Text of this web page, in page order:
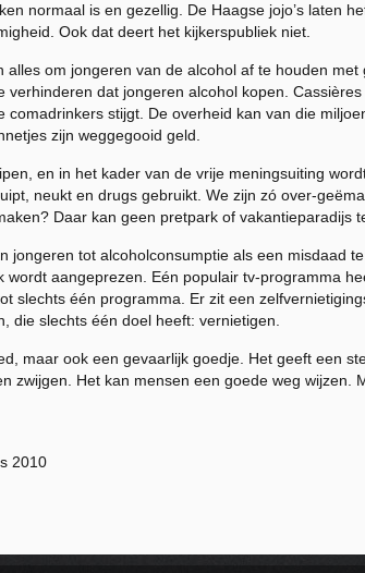
normaal is en gezellig. De Haagse jojo’s laten
Ook dat deert het kijkerspubliek niet.
om jongeren van de alcohol af te houden
verhinderen dat jongeren alcohol kopen.
comadrinkers stijgt. De overheid kan van die
zijn weggegooid geld.
en in het kader van de vrije meningsuiting
neukt en drugs gebruikt. We zijn zó over-
Daar kan geen pretpark of vakantieparadijs
jongeren tot alcoholconsumptie als een misdaad
wordt aangeprezen. Eén populair tv-programma
slechts één programma. Er zit een
die slechts één doel heeft: vernietigen.
maar ook een gevaarlijk goedje. Het geeft een
zwijgen. Het kan mensen een goede weg wijzen.
2010